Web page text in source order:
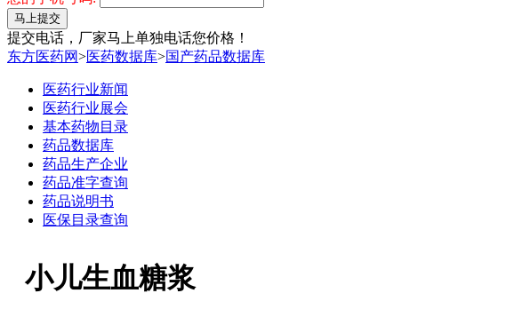
马上提交
提交电话，厂家马上单独电话您价格！
东方医药网>医药数据库>国产药品数据库
医药行业新闻
医药行业展会
基本药物目录
药品数据库
药品生产企业
药品准字查询
药品说明书
医保目录查询
小儿生血糖浆